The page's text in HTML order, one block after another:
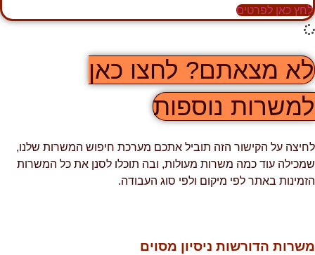
לחץ כאן לפרטים
לא מצאתם? לחצו כאן
למשרות נוספות
לחיצה על הקישור הזה תוביל אתכם מערכת חיפוש המשרות שלנו,
שמכילה עוד כמה משרות מעולות, ובה תוכלו לסנן את כל המשרות
הזמינות באתר לפי מיקום ולפי סוג העבודה.
משרות הדורשות ניסיון מסוים